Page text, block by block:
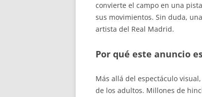
convierte el campo en una
sus movimientos. Sin duda,
artista del Real Madrid.
Por qué este anuncio
Más allá del espectáculo
de los adultos. Millones de